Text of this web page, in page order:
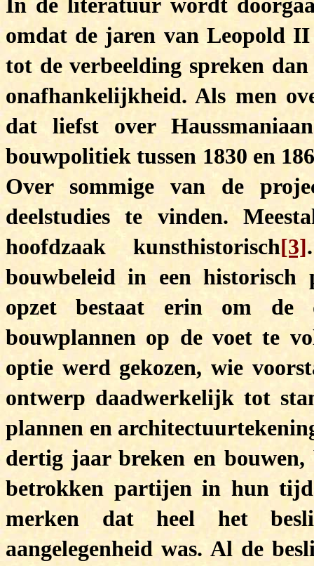
In de literatuur wordt
omdat de jaren van Leopold
tot de verbeelding spreken
onafhankelijkheid. Als men
dat liefst over
bouwpolitiek tussen 1830 en
Over sommige van de
deelstudies te vinden.
hoofdzaak kunsthistorisch[3]
bouwbeleid in een historisch
opzet bestaat erin om de
bouwplannen op de voet te
optie werd gekozen, wie
ontwerp daadwerkelijk tot
plannen en
dertig jaar breken en
betrokken partijen in hun
merken dat heel het
aangelegenheid was. Al de